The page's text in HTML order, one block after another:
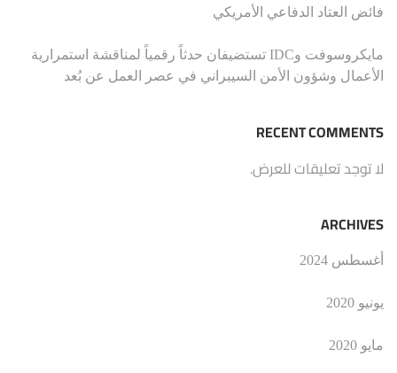
فائض العتاد الدفاعي الأمريكي
مايكروسوفت وIDC تستضيفان حدثاً رقمياً لمناقشة استمرارية
الأعمال وشؤون الأمن السيبراني في عصر العمل عن بُعد
RECENT COMMENTS
لا توجد تعليقات للعرض.
ARCHIVES
أغسطس 2024
يونيو 2020
مايو 2020